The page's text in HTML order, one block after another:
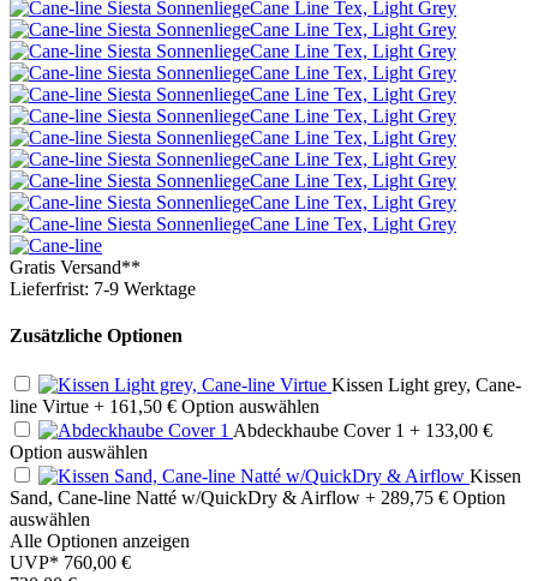
Gratis Versand**
Lieferfrist: 7-9 Werktage
Zusätzliche Optionen
Kissen Light grey, Cane-
line Virtue + 161,50 € Option auswählen
Abdeckhaube Cover 1 + 133,00 €
Option auswählen
Kissen
Sand, Cane-line Natté w/QuickDry & Airflow + 289,75 € Option
auswählen
Alle Optionen anzeigen
UVP* 760,00 €